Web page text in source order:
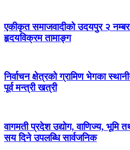
एकीकृत समाजवादीको उदयपुर २
हृदयविक्रम तामाङ्ग
निर्वाचन क्षेत्रको ग्रामिण भेगका
पूर्व मन्त्री खत्री
वागमती प्रदेश उद्योग, वाणिज्य, भूमि
सय दिने उपलब्धि सार्वजनिक